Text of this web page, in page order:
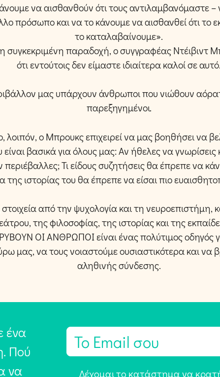
να αισθανθούν ότι τους αντιλαμβανόμαστε
πρόσωπο και να το κάνουμε να αισθανθεί ότι το
το καταλαβαίνουμε».
συγκεκριμένη παραδοχή, ο συγγραφέας Ντέιβιντ
ότι εντούτοις δεν είμαστε ιδιαίτερα καλοί σε αυτό.
μας υπάρχουν άνθρωποι που νιώθουν
παρεξηγημένοι.
λοιπόν, ο Μπρουκς επιχειρεί να μας βοηθήσει να
βασικά για όλους μας: Αν ήθελες να γνωρίσεις
Τι είδους συζητήσεις θα έπρεπε να
της ιστορίας του θα έπρεπε να είσαι πιο
από την ψυχολογία και τη νευροεπιστήμη,
της φιλοσοφίας, της ιστορίας και της
ΟΙ ΑΝΘΡΩΠΟΙ είναι ένας πολύτιμος οδηγός
μας, να τους νοιαστούμε ουσιαστικότερα και να
αληθινής σύνδεσης.
ένα
Πού
να
E
Δέχομαι το κατάστημα να